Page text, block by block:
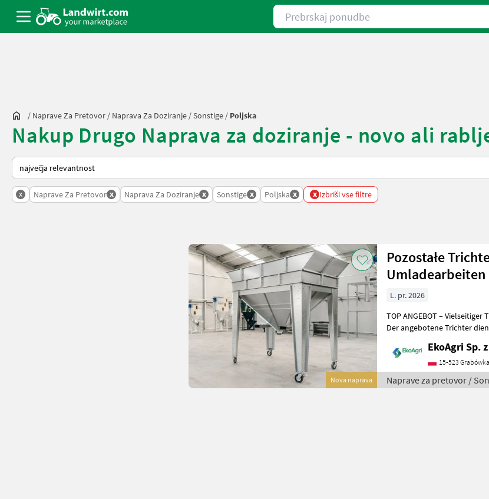
Prebrskaj ponudbe
/ Naprave Za Pretovor / Naprava Za Doziranje /Sonstige / Poljska
Nakup Drugo Naprava za doziranje - novo ali
Tako je razvrščeno na Landwirt.com
x Naprave Za Pretovor x Naprava Za Doziranje x Sonstige x Poljska x x Izbriši vse filtre
Nova naprava
Pozostałe
Umladearbeiten
L. pr. 2026
TOP ANGEBOT –
Der angebotene Trichter
EkoAgri Sp.
15-523 Grabówka
Naprave za pretovor /